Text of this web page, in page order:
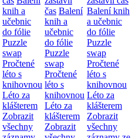
knih a
učebnic
do fólie
Puzzle
swap
Pročtené
léto s
knihovnou
Léto za
klášterem
Zobrazit
všechny
čas Balení
knih a
učebnic
do fólie
Puzzle
swap
Pročtené
léto s
knihovnou
Léto za
klášterem
Zobrazit
Balení knih
a učebnic
do fólie
Puzzle
swap
Pročtené
léto s
knihovnou
Léto za
klášterem
Zobrazit
všechny